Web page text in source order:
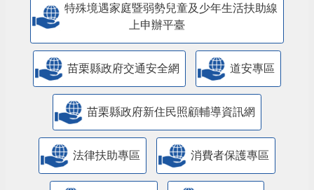
特殊境遇家庭暨弱勢兒童及少年生活扶助線
上申辦平臺
苗栗縣政府交通安全網 道安專區
苗栗縣政府新住民照顧輔導資訊網
法律扶助專區 消費者保護專區